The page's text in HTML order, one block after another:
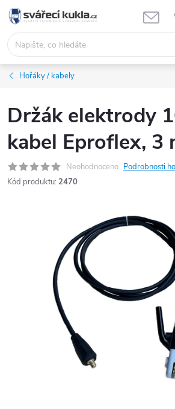
Přejít na obsah
Hořáky / kabely
Držák elektrody
kabel Eproflex, 3
Neohodnoceno Podrobnosti
Kód produktu: 2470